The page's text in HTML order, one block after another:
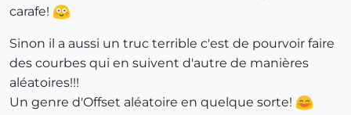
carafe!
Sinon il a aussi un truc terrible c'est de pourvoir faire
des courbes qui en suivent d'autre de manières
aléatoires!!!
Un genre d'Offset aléatoire en quelque sorte!